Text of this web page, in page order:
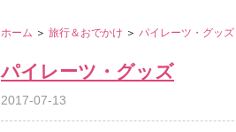
ホーム ＞ 旅行＆おでかけ ＞ パイレーツ・グッズ
パイレーツ・グッズ
2017-07-13